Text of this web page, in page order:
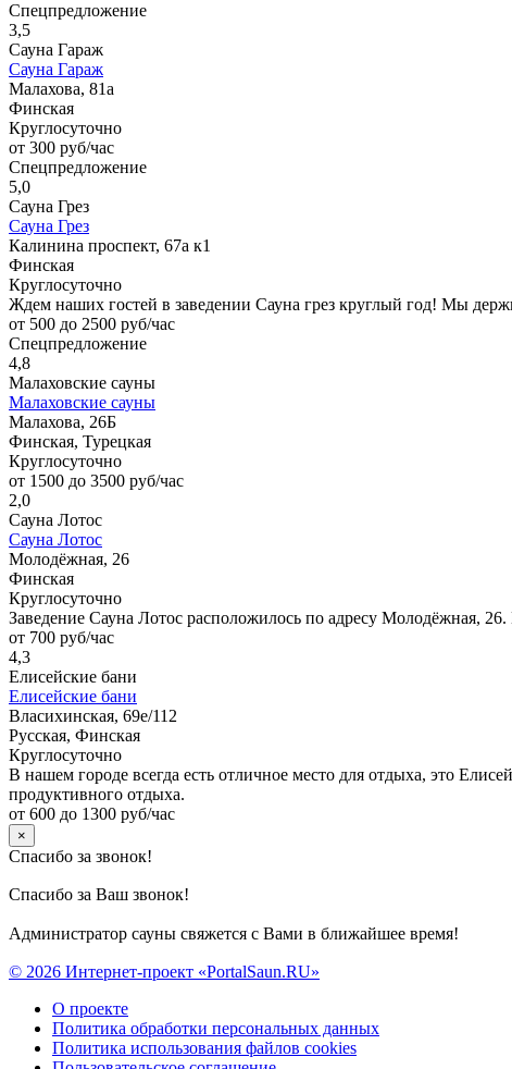
Спецпредложение
3,5
Сауна Гараж
Сауна Гараж
Малахова, 81а
Финская
Круглосуточно
от 300 руб/час
Спецпредложение
5,0
Сауна Грез
Сауна Грез
Калинина проспект, 67а к1
Финская
Круглосуточно
Ждем наших гостей в заведении Сауна грез круглый год! Мы
от 500 до 2500 руб/час
Спецпредложение
4,8
Малаховские сауны
Малаховские сауны
Малахова, 26Б
Финская, Турецкая
Круглосуточно
от 1500 до 3500 руб/час
2,0
Сауна Лотос
Сауна Лотос
Молодёжная, 26
Финская
Круглосуточно
Заведение Сауна Лотос расположилось по адресу Молодёжная,
от 700 руб/час
4,3
Елисейские бани
Елисейские бани
Власихинская, 69е/112
Русская, Финская
Круглосуточно
В нашем городе всегда есть отличное место для отдыха, это
продуктивного отдыха.
от 600 до 1300 руб/час
×
Спасибо за звонок!
Спасибо за Ваш звонок!
Администратор сауны свяжется с Вами в ближайшее время!
© 2026 Интернет-проект «PortalSaun.RU»
О проекте
Политика обработки персональных данных
Политика использования файлов cookies